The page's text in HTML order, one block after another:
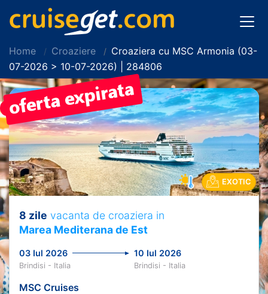
Home Croaziere
Croaziera cu MSC Armonia (03-
07-2026 > 10-07-2026) | 284806
PRET REDUS!
EXOTIC
8 zile vacanta de croaziera in
Marea Mediterana de Est
03 Iul 2026 10 Iul 2026
Brindisi - Italia Brindisi - Italia
MSC Cruises